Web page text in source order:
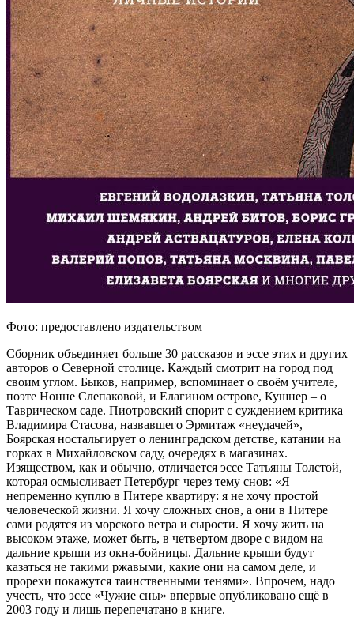
Фото: предоставлено издательством
Сборник объединяет больше 30 рассказов и эссе этих и других
авторов о Северной столице. Каждый смотрит на город под
своим углом. Быков, например, вспоминает о своём учителе,
поэте Нонне Слепаковой, и Елагином острове, Кушнер – о
Таврическом саде. Пиотровский спорит с суждением критика
Владимира Стасова, назвавшего Эрмитаж «неудачей»,
Боярская ностальгирует о ленинградском детстве, катании на
горках в Михайловском саду, очередях в магазинах.
Изяществом, как и обычно, отличается эссе Татьяны Толстой,
которая осмысливает Петербург через тему снов: «Я
непременно куплю в Питере квартиру: я не хочу простой
человеческой жизни. Я хочу сложных снов, а они в Питере
сами родятся из морского ветра и сырости. Я хочу жить на
высоком этаже, может быть, в четвертом дворе с видом на
дальние крыши из окна-бойницы. Дальние крыши будут
казаться не такими ржавыми, какие они на самом деле, и
прорехи покажутся таинственными тенями». Впрочем, надо
учесть, что эссе «Чужие сны» впервые опубликовано ещё в
2003 году и лишь перепечатано в книге.